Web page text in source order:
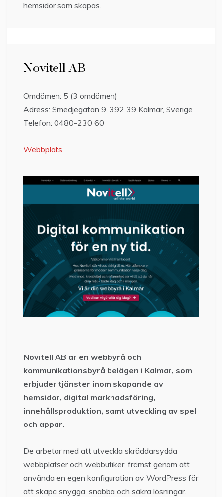
hemsidor som skapas.
Novitell AB
Omdömen: 5 (3 omdömen)
Adress: Smedjegatan 9, 392 39 Kalmar, Sverige
Telefon: 0480-230 60
Webbplats
Novitell AB är en webbyrå och
kommunikationsbyrå belägen i Kalmar, som
erbjuder tjänster inom skapande av
hemsidor, digital marknadsföring,
innehållsproduktion, samt utveckling av spel
och appar.
De arbetar med att utveckla skräddarsydda
webbplatser och webbutiker, främst genom att
använda en egen konfiguration av WordPress för
att skapa snygga, snabba och säkra lösningar.